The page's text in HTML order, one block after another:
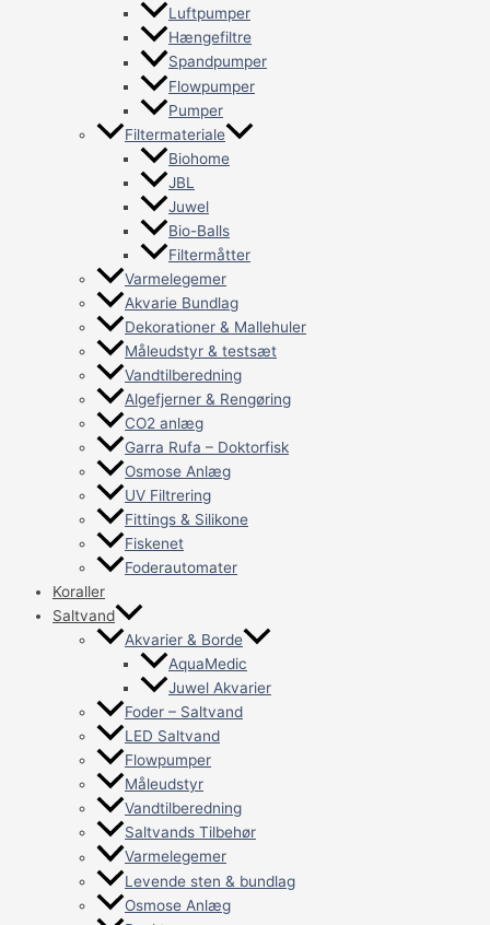
Luftpumper
Hængefiltre
Spandpumper
Flowpumper
Pumper
Filtermateriale
Biohome
JBL
Juwel
Bio-Balls
Filtermåtter
Varmelegemer
Akvarie Bundlag
Dekorationer & Mallehuler
Måleudstyr & testsæt
Vandtilberedning
Algefjerner & Rengøring
CO2 anlæg
Garra Rufa – Doktorfisk
Osmose Anlæg
UV Filtrering
Fittings & Silikone
Fiskenet
Foderautomater
Koraller
Saltvand
Akvarier & Borde
AquaMedic
Juwel Akvarier
Foder – Saltvand
LED Saltvand
Flowpumper
Måleudstyr
Vandtilberedning
Saltvands Tilbehør
Varmelegemer
Levende sten & bundlag
Osmose Anlæg